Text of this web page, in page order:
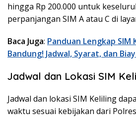
hingga Rp 200.000 untuk
perpanjangan SIM A atau C di
Baca Juga: Panduan Lengkap SIM
Bandung! Jadwal, Syarat, dan
Jadwal dan Lokasi SIM
Jadwal dan lokasi SIM Keliling
waktu sesuai kebijakan dari